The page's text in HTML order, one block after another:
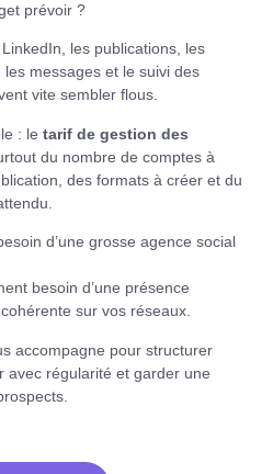
prévoir ?
les publications, les
messages et le suivi des
vite sembler flous.
: le tarif de gestion des
du nombre de comptes à
des formats à créer et du
d’une grosse agence social
besoin d’une présence
sur vos réseaux.
accompagne pour structurer
avec régularité et garder une